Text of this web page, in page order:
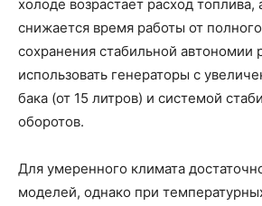
холоде возрастает расход топлива,
снижается время работы от
сохранения стабильной автономии
использовать генераторы с
бака (от 15 литров) и системой
оборотов.
Для умеренного климата
моделей, однако при